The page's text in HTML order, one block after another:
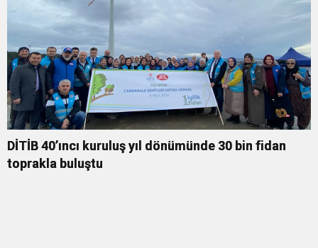
DİTİB 40’ıncı kuruluş yıl dönümünde 30 bin fidan
toprakla buluştu